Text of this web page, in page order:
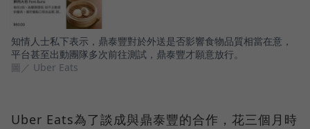
知情人士私下表示，鼎泰豐對於外送是否影響食物品質相當在意，
平台甚至出動團隊多次前往測試，鼎泰豐才願意放行。
圖／ Uber Eats
Uber Eats為了談成與鼎泰豐的合作，花三個月時